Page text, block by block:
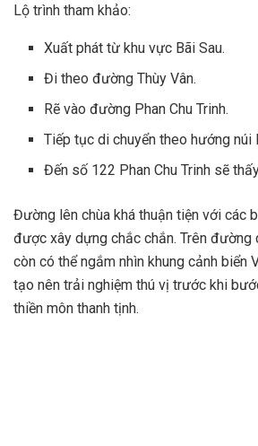
Lộ trình tham khảo:
Xuất phát từ khu vực Bãi Sau.
Đi theo đường Thùy Vân.
Rẽ vào đường Phan Chu Trinh.
Tiếp tục di chuyển theo hướng núi
Đến số 122 Phan Chu Trinh sẽ
Đường lên chùa khá thuận tiện với các
được xây dựng chắc chắn. Trên đường
còn có thể ngắm nhìn khung cảnh biển
tạo nên trải nghiệm thú vị trước khi
thiền môn thanh tịnh.